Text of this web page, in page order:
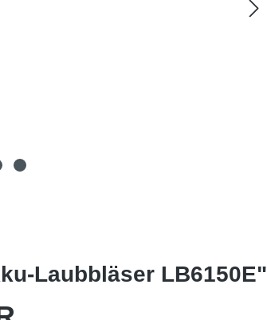
Laubbläser LB6150E"